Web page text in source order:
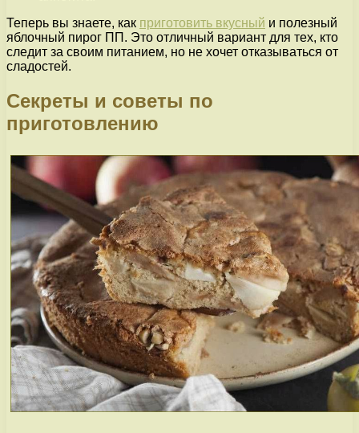
Теперь вы знаете, как приготовить вкусный и полезный
яблочный пирог ПП. Это отличный вариант для тех, кто
следит за своим питанием, но не хочет отказываться от
сладостей.
Секреты и советы по
приготовлению